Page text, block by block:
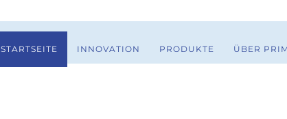
STARTSEITE INNOVATION PRODUKTE ÜBER